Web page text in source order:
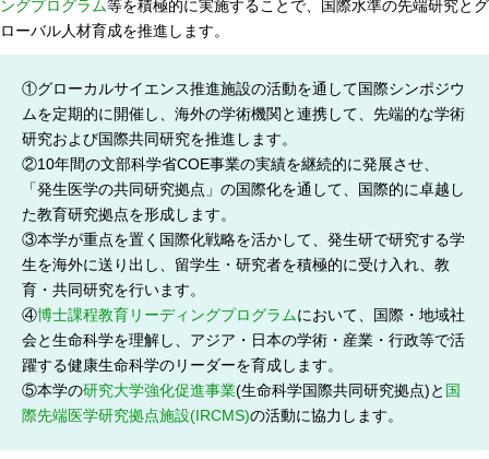
ングプログラム等を積極的に実施することで、国際水準の先端研究とグ
ローバル人材育成を推進します。
①グローカルサイエンス推進施設の活動を通して国際シンポジウ
ムを定期的に開催し、海外の学術機関と連携して、先端的な学術
研究および国際共同研究を推進します。
②10年間の文部科学省COE事業の実績を継続的に発展させ、
「発生医学の共同研究拠点」の国際化を通して、国際的に卓越し
た教育研究拠点を形成します。
③本学が重点を置く国際化戦略を活かして、発生研で研究する学
生を海外に送り出し、留学生・研究者を積極的に受け入れ、教
育・共同研究を行います。
④博士課程教育リーディングプログラムにおいて、国際・地域社
会と生命科学を理解し、アジア・日本の学術・産業・行政等で活
躍する健康生命科学のリーダーを育成します。
⑤本学の研究大学強化促進事業(生命科学国際共同研究拠点)と 国
際先端医学研究拠点施設(IRCMS)の活動に協力します。